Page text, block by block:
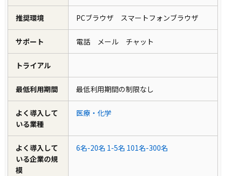
推奨環境 PCブラウザ スマートフォンブラウザ
サポート 電話 メール チャット
トライアル
最低利用期間 最低利用期間の制限なし
よく導入して
いる業種
医療・化学
よく導入して
いる企業の規
模
6名-20名 1-5名 101名-300名